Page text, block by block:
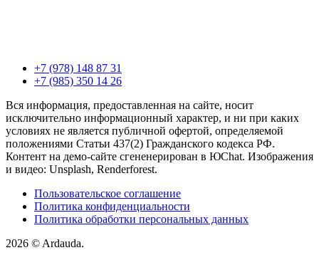
+7 (978) 148 87 31
+7 (985) 350 14 26
Вся информация, предоставленная на сайте, носит
исключительно информационный характер, и ни при каких
условиях не является публичной офертой, определяемой
положениями Статьи 437(2) Гражданского кодекса РФ.
Контент на демо-сайте сгененерирован в ЮChat. Изображения
и видео: Unsplash, Renderforest.
Пользовательское соглашение
Политика конфиденциальности
Политика обработки персональных данных
2026 © Ardauda.